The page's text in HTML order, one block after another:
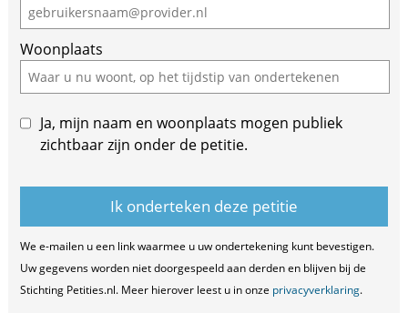
Woonplaats
Ja, mijn naam en woonplaats mogen publiek
zichtbaar zijn onder de petitie.
We e-mailen u een link waarmee u uw ondertekening kunt bevestigen.
Uw gegevens worden niet doorgespeeld aan derden en blijven bij de
Stichting Petities.nl. Meer hierover leest u in onze privacyverklaring.